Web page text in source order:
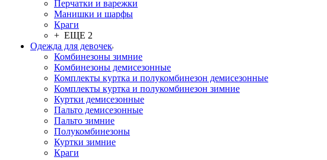
Перчатки и варежки
Манишки и шарфы
Краги
+ ЕЩЕ 2
Одежда для девочек
Комбинезоны зимние
Комбинезоны демисезонные
Комплекты куртка и полукомбинезон демисезонные
Комплекты куртка и полукомбинезон зимние
Куртки демисезонные
Пальто демисезонные
Пальто зимние
Полукомбинезоны
Куртки зимние
Краги